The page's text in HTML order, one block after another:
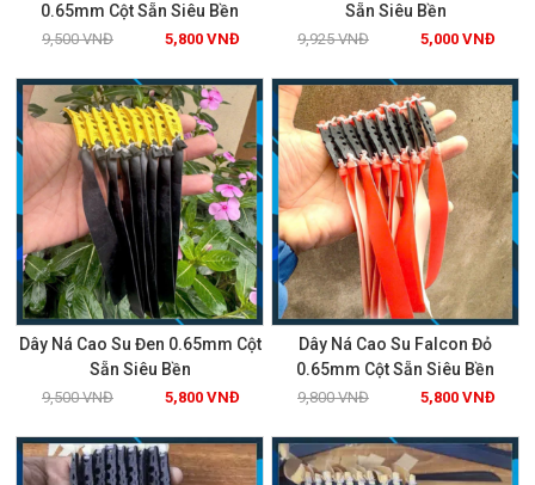
0.65mm Cột Sẵn Siêu Bền
9,500VNĐ 5,800 VNĐ
Sẵn Siêu Bền
9,925VNĐ 5,000 VNĐ
GIẢM GIÁ!
Dây Ná Cao Su Đen 0.65mm Cột
Sẵn Siêu Bền
9,500VNĐ 5,800 VNĐ
GIẢM GIÁ!
Dây Ná Cao Su Falcon Đỏ
0.65mm Cột Sẵn Siêu Bền
9,800VNĐ 5,800 VNĐ
GIẢM GIÁ! GIẢM GIÁ!